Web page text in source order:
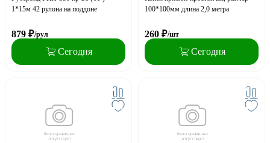
1*15м 42 рулона на поддоне
879 ₽/рул
Сегодня
100*100мм длина 2,0 метра
260 ₽/шт
Сегодня